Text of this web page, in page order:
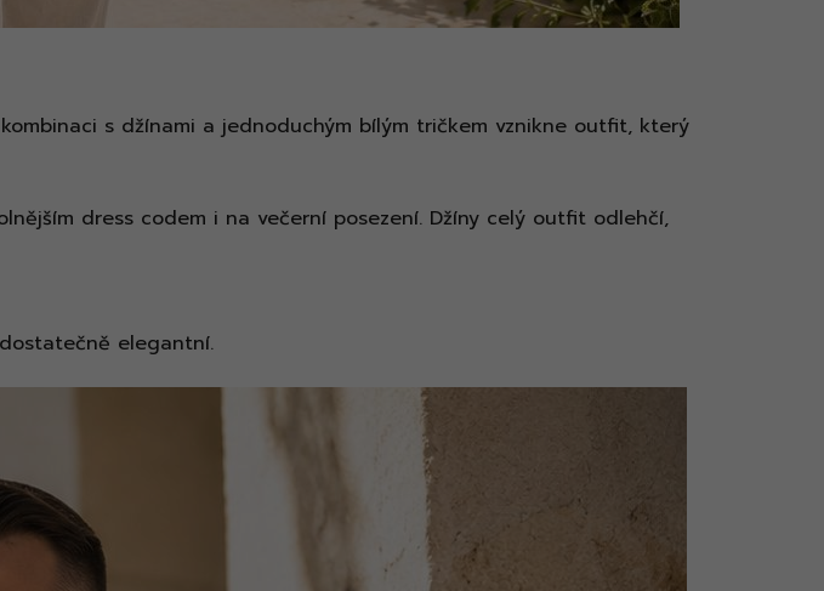
s džínami a jednoduchým bílým tričkem vznikne outfit, který
dress codem i na večerní posezení. Džíny celý outfit odlehčí,
elegantní.